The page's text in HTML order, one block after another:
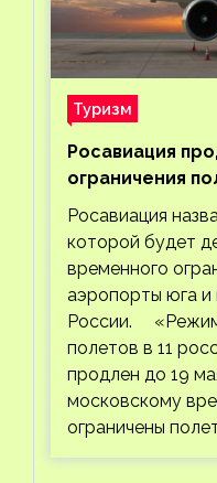
Туризм
Росавиация
ограничения
Росавиация
которой будет
временного
аэропорты юга и
России. «Режим
полетов в 11
продлен до 19
московскому
ограничены